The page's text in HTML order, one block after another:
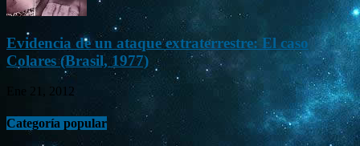
Evidencia de un ataque extraterrestre: El caso
Colares (Brasil, 1977)
Ene 21, 2012
Categoría popular